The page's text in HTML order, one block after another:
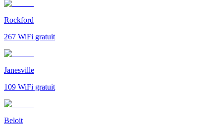
Rockford
267 WiFi gratuit
Janesville
109 WiFi gratuit
Beloit